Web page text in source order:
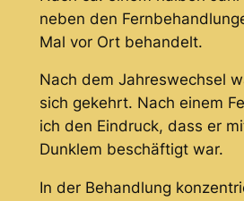
neben den
Mal vor Ort behandelt.
Nach dem Jahreswechsel
sich gekehrt. Nach einem
ich den Eindruck, dass er
Dunklem beschäftigt war.
In der Behandlung